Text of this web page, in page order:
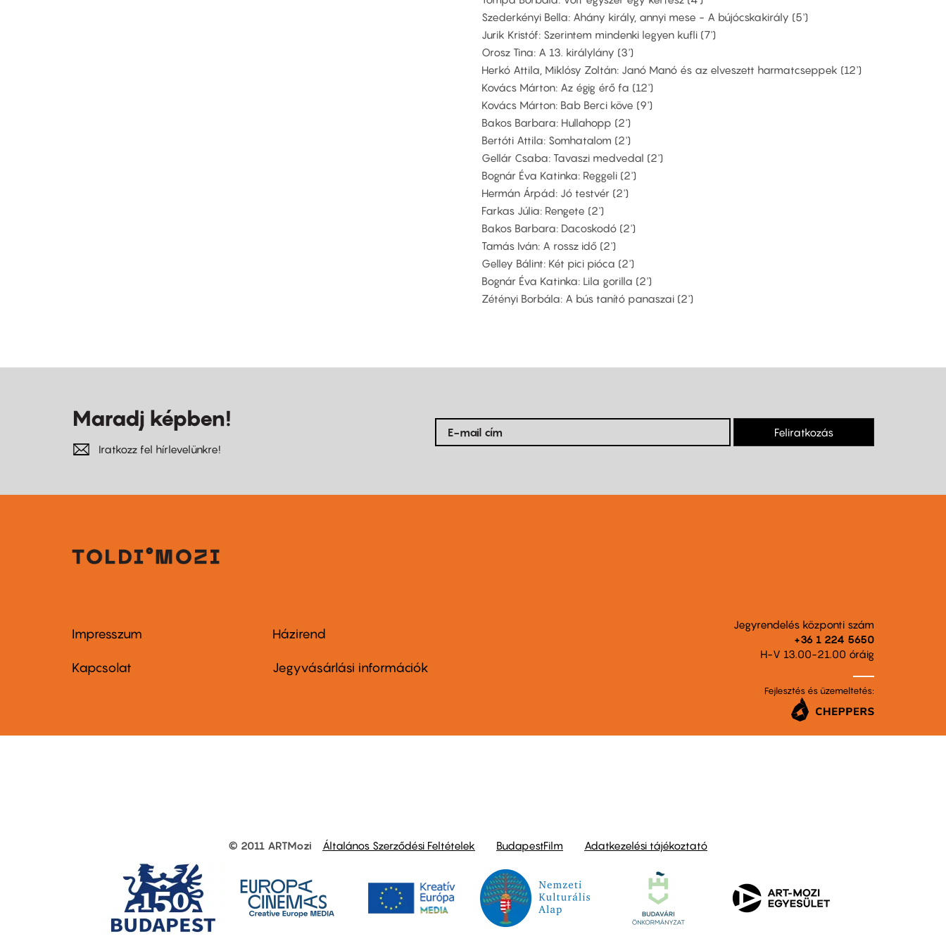
Szederkényi Bella: Ahány király, annyi mese - A bújócskakirály (5')
Jurik Kristóf: Szerintem mindenki legyen kufli (7')
Orosz Tina: A 13. királylány (3')
Herkó Attila, Miklósy Zoltán: Janó Manó és az elveszett harmatcseppek (12')
Kovács Márton: Az égig érő fa (12')
Kovács Márton: Bab Berci köve (9')
Bakos Barbara: Hullahopp (2')
Bertóti Attila: Somhatalom (2')
Gellár Csaba: Tavaszi medvedal (2')
Bognár Éva Katinka: Reggeli (2')
Hermán Árpád: Jó testvér (2')
Farkas Júlia: Rengete (2')
Bakos Barbara: Dacoskodó (2')
Tamás Iván: A rossz idő (2')
Gelley Bálint: Két pici pióca (2')
Bognár Éva Katinka: Lila gorilla (2')
Zétényi Borbála: A bús tanító panaszai (2')
Maradj képben!
Iratkozz fel hírlevelünkre!
Feliratkozás
Footer
menu
Impresszum
Kapcsolat
Footer
menu
Házirend
Jegyvásárlási információk
Jegyrendelés központi szám
+36 1 224 5650
H-V 13.00-21.00 óráig
Fejlesztés és üzemeltetés:
other
© 2011 ARTMozi Általános Szerződési Feltételek BudapestFilm Adatkezelési tájékoztató